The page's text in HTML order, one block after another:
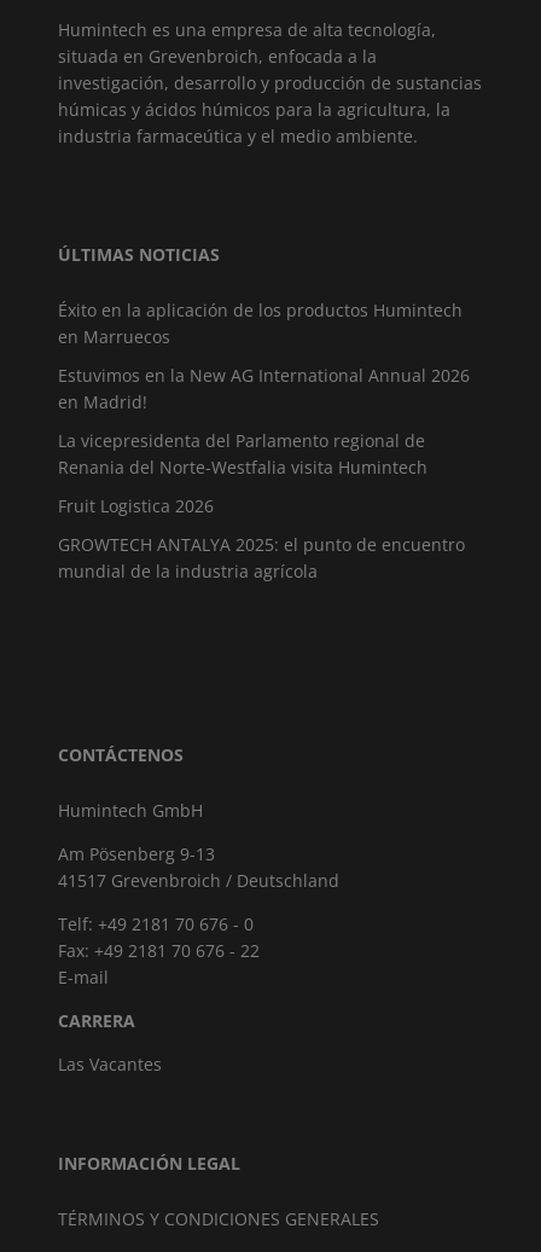
Humintech es una empresa de alta tecnología,
situada en Grevenbroich, enfocada a la
investigación, desarrollo y producción de sustancias
húmicas y ácidos húmicos para la agricultura, la
industria farmaceútica y el medio ambiente.
ÚLTIMAS NOTICIAS
Éxito en la aplicación de los productos Humintech
en Marruecos
Estuvimos en la New AG International Annual 2026
en Madrid!
La vicepresidenta del Parlamento regional de
Renania del Norte-Westfalia visita Humintech
Fruit Logistica 2026
GROWTECH ANTALYA 2025: el punto de encuentro
mundial de la industria agrícola
CONTÁCTENOS
Humintech GmbH
Am Pösenberg 9-13
41517 Grevenbroich / Deutschland
Telf: +49 2181 70 676 - 0
Fax: +49 2181 70 676 - 22
E-mail
CARRERA
Las Vacantes
INFORMACIÓN LEGAL
TÉRMINOS Y CONDICIONES GENERALES